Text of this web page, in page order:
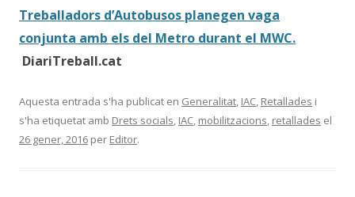
Treballadors d’Autobusos planegen vaga
conjunta amb els del Metro durant el MWC.
DiariTreball.cat
Aquesta entrada s'ha publicat en Generalitat, IAC, Retallades i
s'ha etiquetat amb Drets socials, IAC, mobilitzacions, retallades el
26 gener, 2016 per Editor.